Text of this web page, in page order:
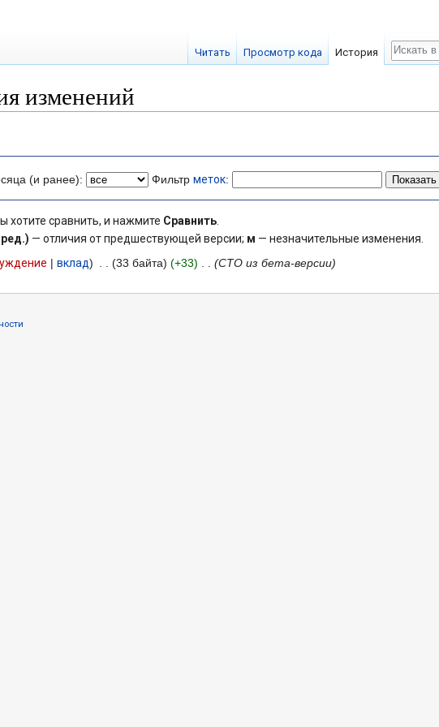
изменений
(и ранее): Фильтр меток:
хотите сравнить, и нажмите Сравнить
— отличия от предшествующей версии; м — незначительные изменения.
| вклад) (33 байта) (+33) (СТО из бета-версии)
Читать Просмотр кода История
Поиск